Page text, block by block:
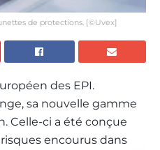
de protections. [©Uvex]
des EPI.
sa nouvelle gamme
Celle-ci a été conçue
encourus dans